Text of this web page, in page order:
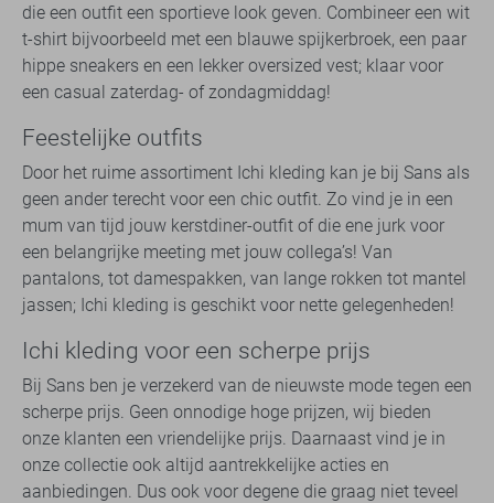
die een outfit een sportieve look geven. Combineer een wit
t-shirt bijvoorbeeld met een blauwe spijkerbroek, een paar
hippe sneakers en een lekker oversized vest; klaar voor
een casual zaterdag- of zondagmiddag!
Feestelijke outfits
Door het ruime assortiment Ichi kleding kan je bij Sans als
geen ander terecht voor een chic outfit. Zo vind je in een
mum van tijd jouw kerstdiner-outfit of die ene jurk voor
een belangrijke meeting met jouw collega’s! Van
pantalons, tot damespakken, van lange rokken tot mantel
jassen; Ichi kleding is geschikt voor nette gelegenheden!
Ichi kleding voor een scherpe prijs
Bij Sans ben je verzekerd van de nieuwste mode tegen een
scherpe prijs. Geen onnodige hoge prijzen, wij bieden
onze klanten een vriendelijke prijs. Daarnaast vind je in
onze collectie ook altijd aantrekkelijke acties en
aanbiedingen. Dus ook voor degene die graag niet teveel